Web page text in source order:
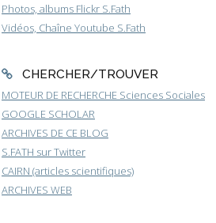
Photos, albums Flickr S.Fath
Vidéos, Chaîne Youtube S.Fath
CHERCHER/TROUVER
MOTEUR DE RECHERCHE Sciences Sociales
GOOGLE SCHOLAR
ARCHIVES DE CE BLOG
S.FATH sur Twitter
CAIRN (articles scientifiques)
ARCHIVES WEB